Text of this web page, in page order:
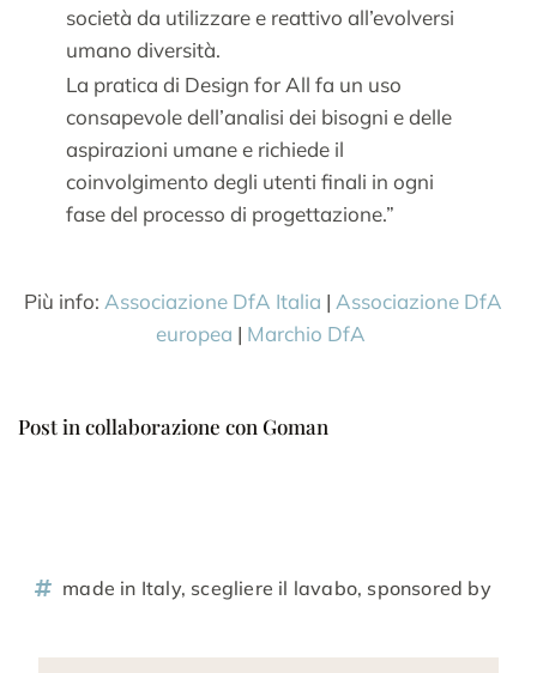
società da utilizzare e reattivo all’evolversi
umano diversità.
La pratica di Design for All fa un uso
consapevole dell’analisi dei bisogni e delle
aspirazioni umane e richiede il
coinvolgimento degli utenti finali in ogni
fase del processo di progettazione.”
Più info: Associazione DfA Italia | Associazione DfA
europea | Marchio DfA
Post in collaborazione con Goman
made in Italy, scegliere il lavabo, sponsored by